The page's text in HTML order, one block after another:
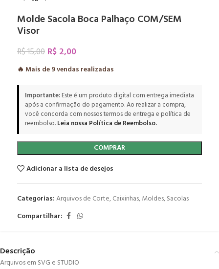
Molde Sacola Boca Palhaço COM/SEM
Visor
R$15,00 R$ 2,00
🔥 Mais de9vendas realizadas
Importante:Este é um produto digital com entrega imediata
após a confirmação do pagamento. Ao realizar a compra,
você concorda com nossos termos de entrega e política de
reembolso.Leia nossa Política de Reembolso.
COMPRAR
Adicionar a lista de desejos
Categorias:Arquivos de Corte,Caixinhas,Moldes,Sacolas
Compartilhar:
Descrição
Arquivos em SVG e STUDIO